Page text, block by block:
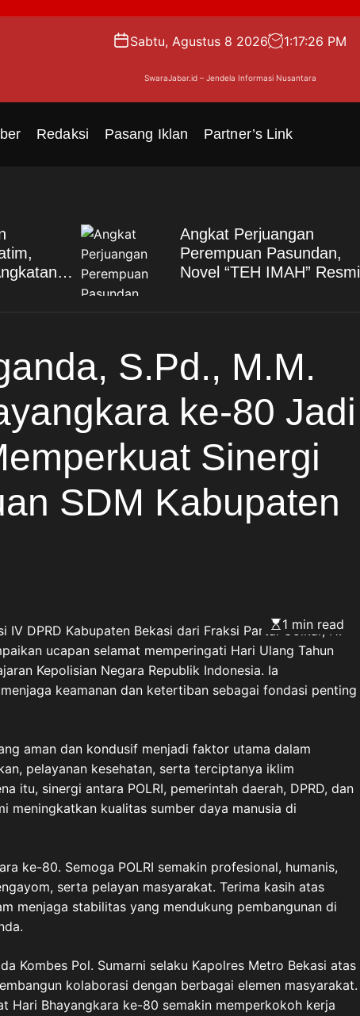
Sabtu, Agustus 8 2026 1:17:27 PM
SwaraJabar.id – Jendela Informasi Nusantara
Redaksi Pasang Iklan Partner’s Link
Angkat Perjuangan
Perempuan Pasundan,
Novel “TEH IMAH” Resmi
S.Pd., M.M.
ke-80 Jadi
Sinergi
SDM Kabupaten
1 min read
IV DPRD Kabupaten Bekasi dari Fraksi Partai Golkar, H.
ucapan selamat memperingati Hari Ulang Tahun
Kepolisian Negara Republik Indonesia. Ia
keamanan dan ketertiban sebagai fondasi penting
aman dan kondusif menjadi faktor utama dalam
pelayanan kesehatan, serta terciptanya iklim
itu, sinergi antara POLRI, pemerintah daerah, DPRD, dan
meningkatkan kualitas sumber daya manusia di
ke-80. Semoga POLRI semakin profesional, humanis,
serta pelayan masyarakat. Terima kasih atas
menjaga stabilitas yang mendukung pembangunan di
Kombes Pol. Sumarni selaku Kapolres Metro Bekasi atas
kolaborasi dengan berbagai elemen masyarakat.
Hari Bhayangkara ke-80 semakin memperkokoh kerja